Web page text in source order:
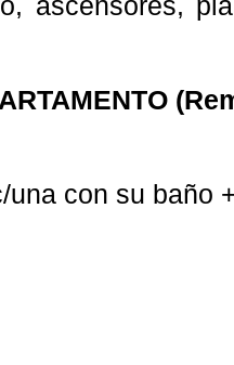
una con su baño